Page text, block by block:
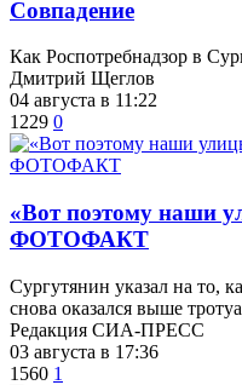
​Совпадение
Как Роспотребнадзор в
Дмитрий Щеглов
04 августа в 11:22
1229 0
«Вот поэтому наши
ФОТОФАКТ
Сургутянин указал на то,
снова оказался выше
Редакция СИА-ПРЕСС
03 августа в 17:36
1560 1